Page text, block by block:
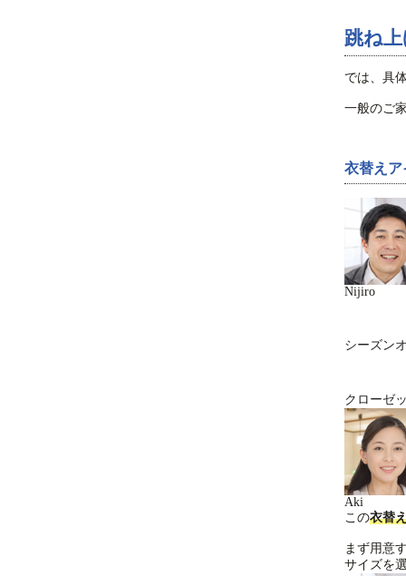
跳ね
では、具
一般のご
衣替え
Nijiro
シーズン
クローゼ
Aki
この衣替
まず用意
サイズを